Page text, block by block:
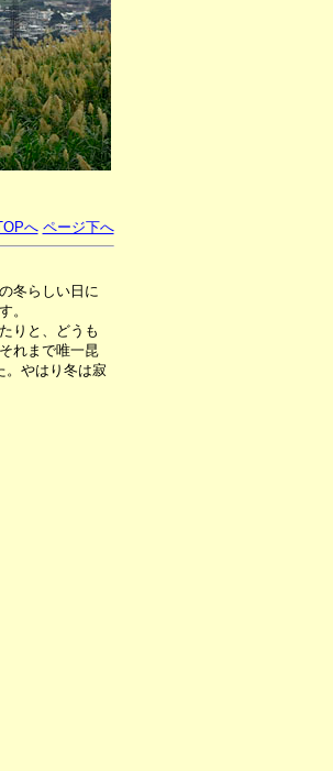
へ ページ下へ
冬らしい日に
。
りと、どうも
れまで唯一昆
。やはり冬は寂